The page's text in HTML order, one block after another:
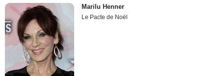
Marilu Henner
Le Pacte de Noël